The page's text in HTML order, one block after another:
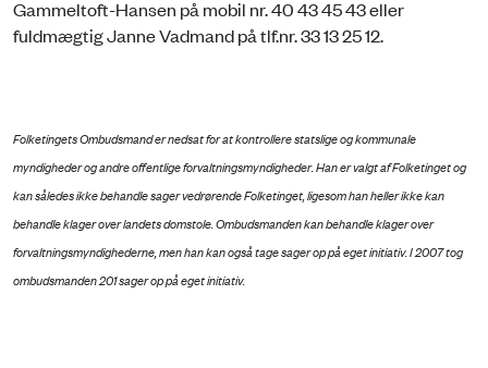
Gammeltoft-Hansen på mobil nr. 40 43 45 43 eller
fuldmægtig Janne Vadmand på tlf.nr. 33 13 25 12.
Folketingets Ombudsmand er nedsat for at kontrollere statslige og kommunale
myndigheder og andre offentlige forvaltningsmyndigheder. Han er valgt af Folketinget og
kan således ikke behandle sager vedrørende Folketinget, ligesom han heller ikke kan
behandle klager over landets domstole. Ombudsmanden kan behandle klager over
forvaltningsmyndighederne, men han kan også tage sager op på eget initiativ. I 2007 tog
ombudsmanden 201 sager op på eget initiativ.